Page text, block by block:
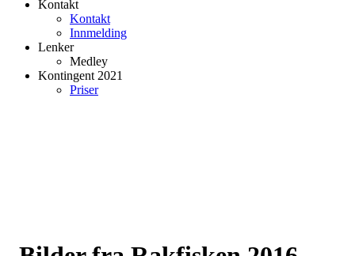
Kontakt
Kontakt
Innmelding
Lenker
Medley
Kontingent 2021
Priser